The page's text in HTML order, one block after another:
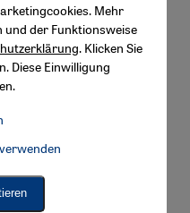
Leila S. Chudori
gehen für
Mehr
der Funktionsweise
. Klicken Sie
Diese Einwilligung
Google Maps Embed,
Connect